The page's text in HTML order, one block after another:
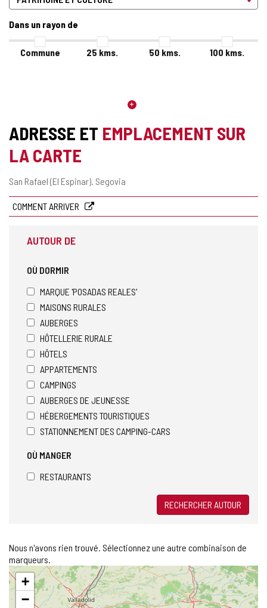
Dans un rayon de
Commune 25 kms. 50 kms. 100 kms.
ADRESSE ET EMPLACEMENT SUR
LA CARTE
Adresse
San Rafael (El Espinar). Segovia
COMMENT ARRIVER
AUTOUR DE
OÙ DORMIR
MARQUE 'POSADAS REALES'
MAISONS RURALES
AUBERGES
HÔTELLERIE RURALE
HÔTELS
APPARTEMENTS
CAMPINGS
AUBERGES DE JEUNESSE
HÉBERGEMENTS TOURISTIQUES
STATIONNEMENT DES CAMPING-CARS
OÙ MANGER
RESTAURANTS
RECHERCHER AUTOUR
Nous n'avons rien trouvé. Sélectionnez une autre combinaison de
marqueurs.
Sauter
la
carte
+
−